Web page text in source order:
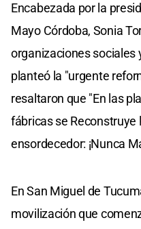
Encabezada por la
Mayo Córdoba, Sonia
organizaciones sociales
planteó la "urgente
resaltaron que "En las
fábricas se Reconstruye
ensordecedor: ¡Nunca
En San Miguel de
movilización que